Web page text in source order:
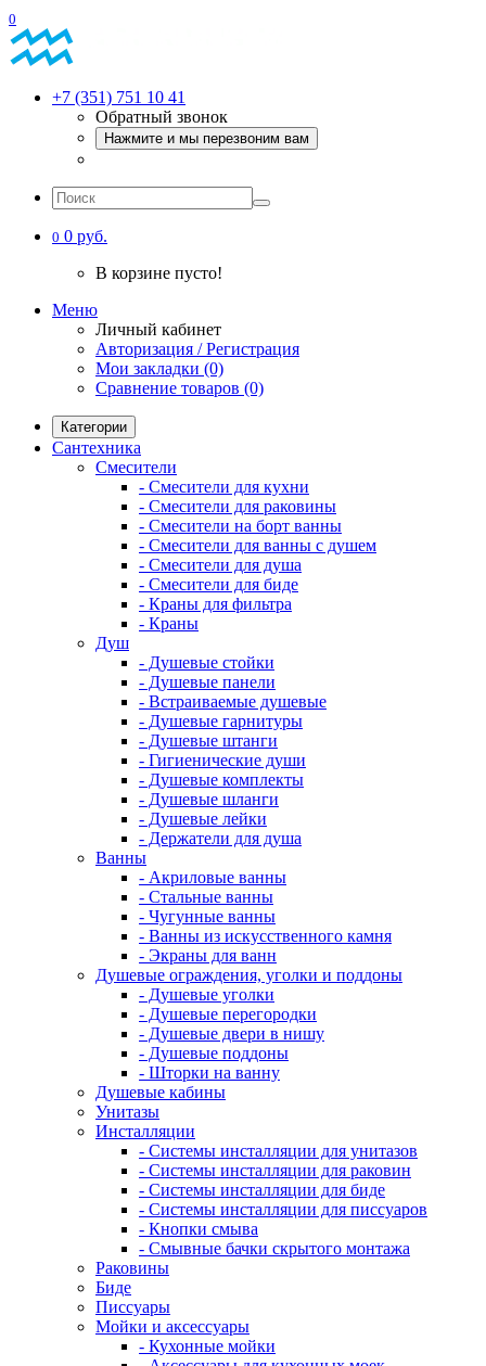
0
+7 (351) 751 10 41
Обратный звонок
Нажмите и мы перезвоним вам
0 0 руб.
В корзине пусто!
Меню
Личный кабинет
Авторизация / Регистрация
Мои закладки (0)
Сравнение товаров (0)
Категории
Сантехника
Смесители
- Смесители для кухни
- Смесители для раковины
- Смесители на борт ванны
- Смесители для ванны с душем
- Смесители для душа
- Смесители для биде
- Краны для фильтра
- Краны
Душ
- Душевые стойки
- Душевые панели
- Встраиваемые душевые
- Душевые гарнитуры
- Душевые штанги
- Гигиенические души
- Душевые комплекты
- Душевые шланги
- Душевые лейки
- Держатели для душа
Ванны
- Акриловые ванны
- Стальные ванны
- Чугунные ванны
- Ванны из искусственного камня
- Экраны для ванн
Душевые ограждения, уголки и поддоны
- Душевые уголки
- Душевые перегородки
- Душевые двери в нишу
- Душевые поддоны
- Шторки на ванну
Душевые кабины
Унитазы
Инсталляции
- Системы инсталляции для унитазов
- Системы инсталляции для раковин
- Системы инсталляции для биде
- Системы инсталляции для писсуаров
- Кнопки смыва
- Смывные бачки скрытого монтажа
Раковины
Биде
Писсуары
Мойки и аксессуары
- Кухонные мойки